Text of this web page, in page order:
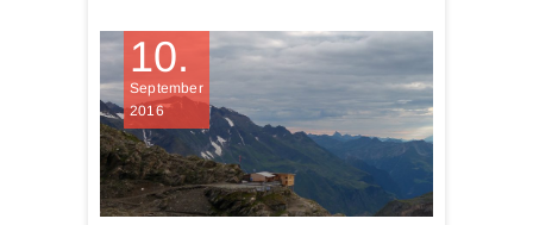
10.
September
2016